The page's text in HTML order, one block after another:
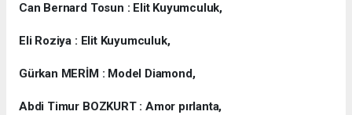
Can Bernard Tosun : Elit Kuyumculuk,
Eli Roziya : Elit Kuyumculuk,
Gürkan MERİM : Model Diamond,
Abdi Timur BOZKURT : Amor pırlanta,